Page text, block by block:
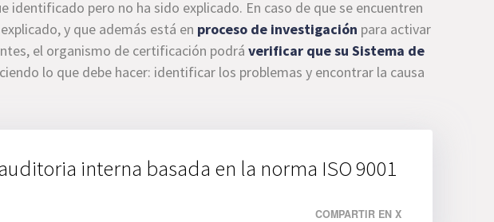
identificado pero no ha sido explicado. En caso de que se encuentren
y que además está en proceso de investigación para activar
el organismo de certificación podráverificar que su Sistema de
lo que debe hacer: identificar los problemas y encontrar la causa
interna basada en la norma ISO 9001
COMPARTIR EN X